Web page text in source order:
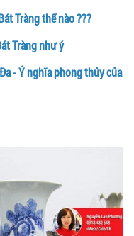
Tràng thế nào ???
Tràng như ý
- Ý nghĩa phong thủy của